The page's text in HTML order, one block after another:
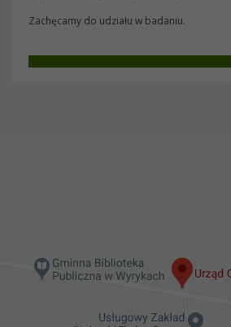
Zachęcamy do udziału w badaniu.